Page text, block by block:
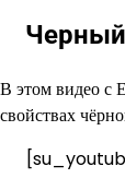
Черный
В этом видео с
свойствах